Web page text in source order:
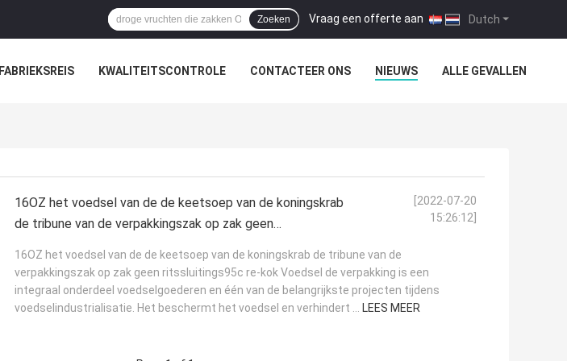
Dutch
Vraag een offerte aan |
Zoeken
FABRIEKSREIS KWALITEITSCONTROLE CONTACTEER ONS NIEUWS ALLE GEVALLEN
16OZ het voedsel van de de keetsoep van de koningskrab
de tribune van de verpakkingszak op zak geen
[2022-07-20
15:26:12]
16OZ het voedsel van de de keetsoep van de koningskrab de tribune van de
verpakkingszak op zak geen ritssluitings95c re-kok Voedsel de verpakking is een
integraal onderdeel voedselgoederen en één van de belangrijkste projecten tijdens
voedselindustrialisatie. Het beschermt het voedsel en verhindert ... LEES MEER